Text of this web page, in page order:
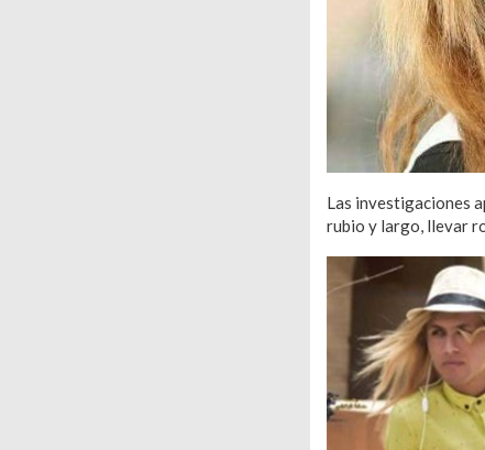
Las investigaciones
rubio y largo, llevar